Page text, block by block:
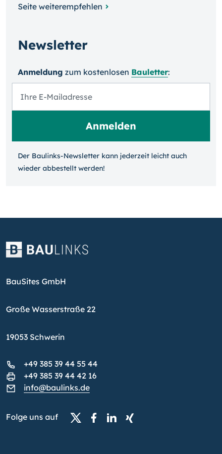
Seite weiterempfehlen
Newsletter
Anmeldung zum kosten­losen Bauletter:
Der Baulinks-Newsletter kann jeder­zeit leicht auch
wieder ab­bestellt werden!
BauSites GmbH
Große Wasserstraße 22
19053 Schwerin
+49 385 39 44 55 44
+49 385 39 44 42 16
info@baulinks.de
Folge uns auf